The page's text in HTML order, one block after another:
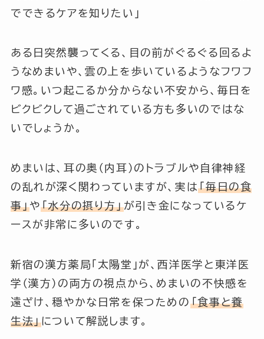
でできるケアを知りたい」
ある日突然襲ってくる、目の前がぐるぐる回るよ
うなめまいや、雲の上を歩いているようなフワフ
ワ感。いつ起こるか分からない不安から、毎日を
ビクビクして過ごされている方も多いのではな
いでしょうか。
めまいは、耳の奥（内耳）のトラブルや自律神経
の乱れが深く関わっていますが、実は「毎日の食
事」や 「水分の摂り方」が引き金になっているケ
ースが非常に多いのです。
新宿の漢方薬局「太陽堂」が、西洋医学と東洋医
学（漢方）の両方の視点から、めまいの不快感を
遠ざけ、穏やかな日常を保つための 「食事と養
生法」について解説します。